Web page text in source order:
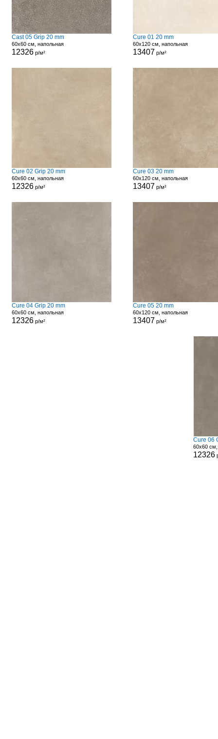
Cast 05 Grip 20 mm
60x60 см, напольная
12326р/м²
Cure 01 20 mm
60x120 см, напольная
13407 р/м²
Cure 02 Grip 20 mm
60x60 см, напольная
12326р/м²
Cure 03 20 mm
60x120 см, напольная
13407 р/м²
Cure 04 Grip 20 mm
60x60 см, напольная
12326р/м²
Cure 05 20 mm
60x120 см, напольная
13407 р/м²
Cure 06
60x60
12326